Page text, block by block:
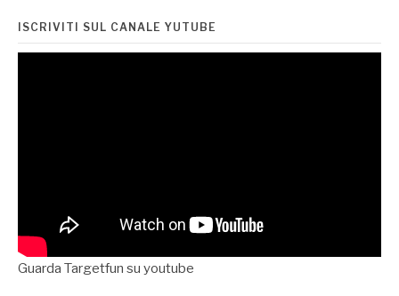
ISCRIVITI SUL CANALE YUTUBE
Guarda Targetfun su youtube